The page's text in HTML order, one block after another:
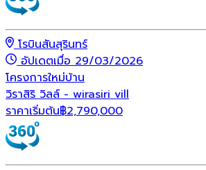
โรบินสันสุรินทร์
อัปเดตเมื่อ 29/03/2026
โครงการใหม่บ้าน
วิราสิริ วิลล์ - wirasiri vill
ราคาเริ่มต้น฿2,790,000